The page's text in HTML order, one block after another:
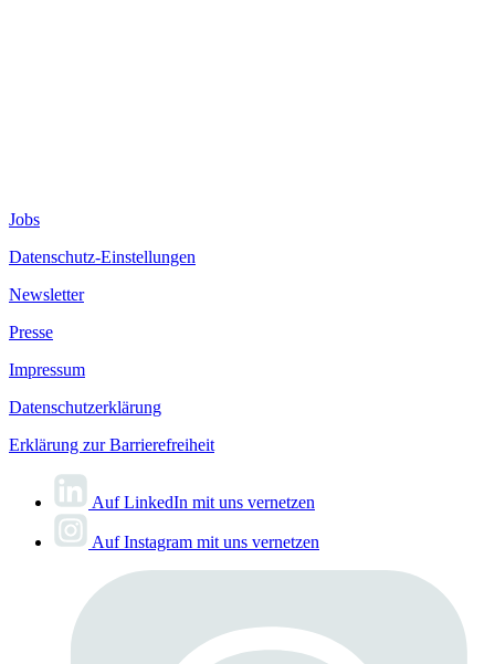
Jobs
Datenschutz-Einstellungen
Newsletter
Presse
Impressum
Datenschutzerklärung
Erklärung zur Barrierefreiheit
Auf LinkedIn mit uns vernetzen
Auf Instagram mit uns vernetzen